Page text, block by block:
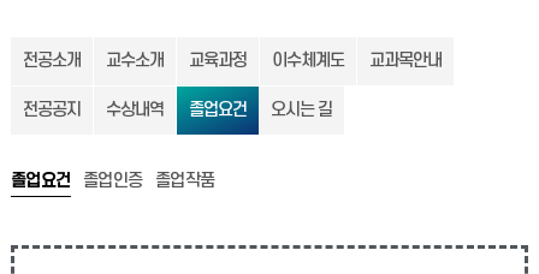
전공소개 교수소개 교육과정 이수체계도 교과목안내
전공공지 수상내역 졸업요건 오시는 길
졸업요건 졸업인증 졸업작품